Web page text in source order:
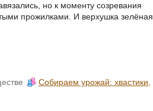
но к моменту созревания
прожилками. И верхушка зелёная.
Собираем урожай: хвастики,